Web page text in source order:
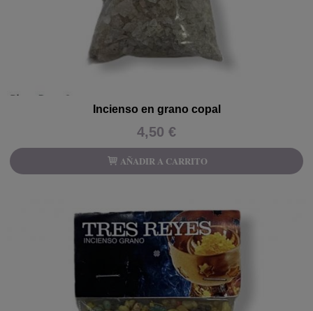
Incienso en grano copal
4,50 €
AÑADIR A CARRITO